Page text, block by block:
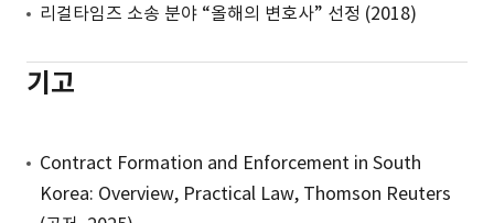
리걸타임즈 소송 분야 “올해의 변호사” 선정 (2018)
기고
Contract Formation and Enforcement in South
Korea: Overview, Practical Law, Thomson Reuters